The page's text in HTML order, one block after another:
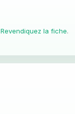
la fiche.